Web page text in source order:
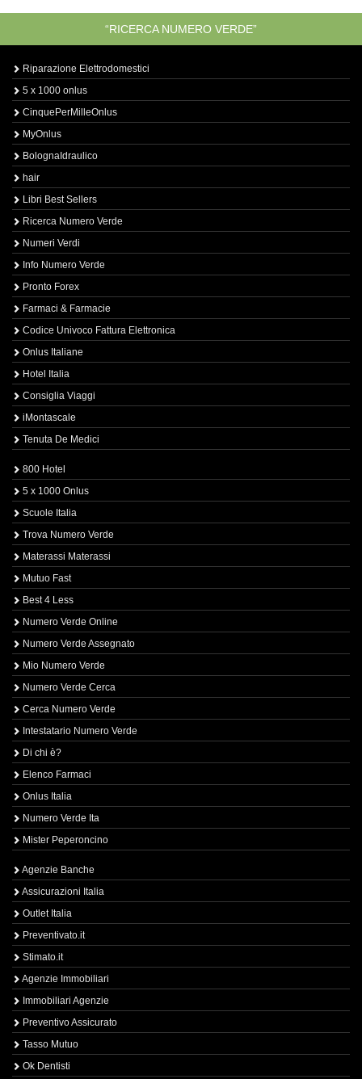
“RICERCA NUMERO VERDE”
Riparazione Elettrodomestici
5 x 1000 onlus
CinquePerMilleOnlus
MyOnlus
BolognaIdraulico
hair
Libri Best Sellers
Ricerca Numero Verde
Numeri Verdi
Info Numero Verde
Pronto Forex
Farmaci & Farmacie
Codice Univoco Fattura Elettronica
Onlus Italiane
Hotel Italia
Consiglia Viaggi
iMontascale
Tenuta De Medici
800 Hotel
5 x 1000 Onlus
Scuole Italia
Trova Numero Verde
Materassi Materassi
Mutuo Fast
Best 4 Less
Numero Verde Online
Numero Verde Assegnato
Mio Numero Verde
Numero Verde Cerca
Cerca Numero Verde
Intestatario Numero Verde
Di chi è?
Elenco Farmaci
Onlus Italia
Numero Verde Ita
Mister Peperoncino
Agenzie Banche
Assicurazioni Italia
Outlet Italia
Preventivato.it
Stimato.it
Agenzie Immobiliari
Immobiliari Agenzie
Preventivo Assicurato
Tasso Mutuo
Ok Dentisti